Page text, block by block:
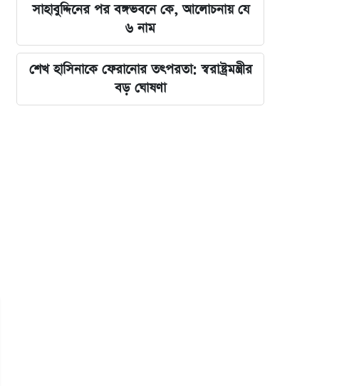
সাহাবুদ্দিনের পর বঙ্গভবনে কে, আলোচনায় যে
৬ নাম
শেখ হাসিনাকে ফেরানোর তৎপরতা: স্বরাষ্ট্রমন্ত্রীর
বড় ঘোষণা